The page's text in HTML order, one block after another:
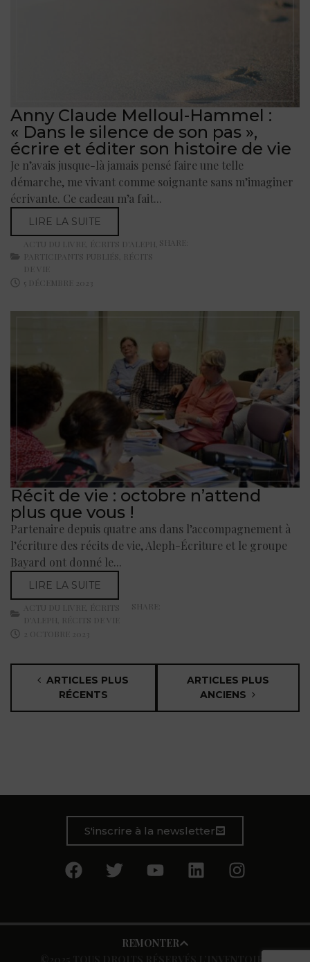
Anny Claude Melloul-Hammel :
« Dans le silence de son pas »,
écrire et éditer son histoire de vie
Je n’avais jusque-là jamais pensé faire une telle
démarche, me vivant comme soignante sans m’imaginer
écrivante. Ce cadeau m’a fait...
LIRE LA SUITE
ACTU DU LIVRE ÉCRITS D'ALEPH
PARTICIPANTS PUBLIÉS RÉCITS
DE VIE
5 DÉCEMBRE 2023
SHARE:
Récit de vie : octobre n’attend
plus que vous !
Partenaire depuis quatre ans dans l’accompagnement à
l’écriture des récits de vie, Aleph-Écriture et le groupe
Bayard ont donné le...
LIRE LA SUITE
ACTU DU LIVRE , ÉCRITS
D'ALEPH, RÉCITS DE VIE
2 OCTOBRE 2023
SHARE:
ARTICLES PLUS
RÉCENTS
ARTICLES PLUS
ANCIENS
S'inscrire à la newsletter
REMONTER